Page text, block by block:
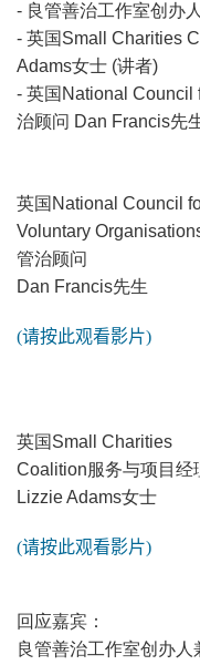
- 良管善治工作室创办
- 英国Small Charities
Adams女士 (讲者)
- 英国National Council
治顾问 Dan Francis先
英国National Council
Voluntary
管治顾问
Dan Francis先生
(请按此观看影片)
英国Small Charities
Coalition服务与项目经
Lizzie Adams女士
(请按此观看影片)
回应嘉宾：
良管善治工作室创办人